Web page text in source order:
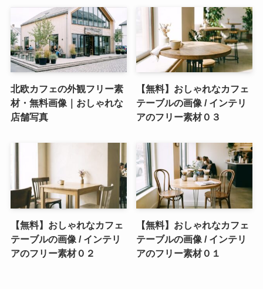
北欧カフェの外観フリー素
材・無料画像｜おしゃれな
店舗写真
【無料】おしゃれなカフェ
テーブルの画像 / インテリ
アのフリー素材０３
【無料】おしゃれなカフェ
テーブルの画像 / インテリ
アのフリー素材０２
【無料】おしゃれなカフェ
テーブルの画像 / インテリ
アのフリー素材０１